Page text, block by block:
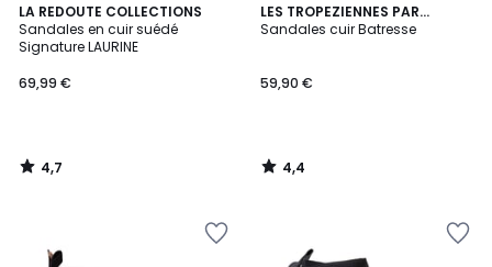
LA REDOUTE COLLECTIONS
Sandales en cuir suédé
Signature LAURINE
69,99 €
4,7
/ 5
4,7
/
LES TROPEZIENNES PAR
M.BELARBI
Sandales cuir Batresse
59,90 €
4,4
/ 5
4,4
/